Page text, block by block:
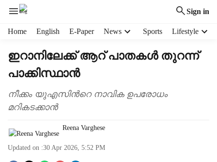
Sign in
Home English E-Paper News Sports Lifestyle
ഇറാനിലേക്ക് ആറ് പാതകള്‍ തുറന്ന്
പാക്കിസ്ഥാന്‍
നീക്കം യുഎസിന്‍റെ നാവിക ഉപരോധം
മറികടക്കാന്‍
Reena Varghese
Updated on :30 Apr 2026, 5:52 PM